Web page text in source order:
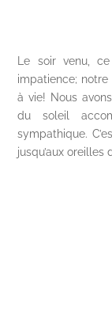
Le soir venu,
impatience;
à vie! Nous
du soleil
sympathique.
jusqu’aux oreilles